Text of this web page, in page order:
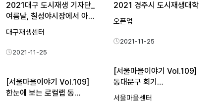
2021대구 도시재생 기자단_
여름날, 칠성야시장에서 아…
대구재생센터
2021-11-25
2021 경주시 도시재생대학
오픈업
2021-11-25
[서울마을이야기 Vol.109]
동대문구 회기…
서울마을센터
[서울마을이야기 Vol.109]
한눈에 보는 로컬랩 동…